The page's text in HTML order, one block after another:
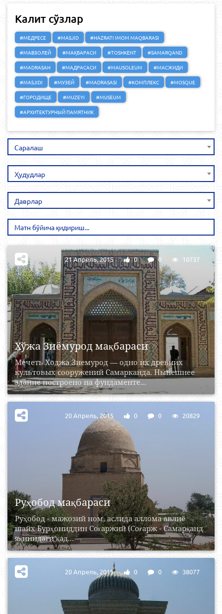
Калит сўзлар
#МЕДРЕСЕ #MASJID
#HAZRATI IMOM MAQBARASI
#МАВЗОЛЕЙ
#МАҚБАРАСИ #TOSHKENT
#SAMARQAND
#MADRASAH
#МАДРАСАСИ #MAUSOLEUM
#МАСЖИДИ
#MASJIDI
#МУЗЕЙ #MADRASASI #КОМПЛЕКС
#MOSQUE
#ГОРОДИЩЕ
#MUZEYI
#MUSEUM
#АРХИТЕКТУРНЫЙ ПАМЯТНИК
Саралаш
Ҳудудлар
Даврлар
Хўжа Зиёмурод мақбараси
Мечеть Ходжа Зиемурод — одно их древних
культовых сооружений Самарканда. Нынешнее
здание построено на фундаменте...
21 Апрель, 2015 0 0 10737
Руҳобод мақбараси
Руҳобод - мажозий ном, аслида аллома авлиё
шайх Бурҳониддин Соғаржий (Соғарж - Самарқанд
яқинидаги қад...
20 Апрель, 2015 0 0 20829
20 Апрель, 2015 0 0 38077